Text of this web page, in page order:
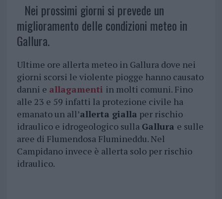
Nei prossimi giorni si prevede un
miglioramento delle condizioni meteo in
Gallura.
Ultime ore allerta meteo in Gallura dove nei
giorni scorsi le violente piogge hanno causato
danni e allagamenti in molti comuni. Fino
alle 23 e 59 infatti la protezione civile ha
emanato un all’allerta gialla per rischio
idraulico e idrogeologico sulla Gallura e sulle
aree di Flumendosa Flumineddu. Nel
Campidano invece è allerta solo per rischio
idraulico.